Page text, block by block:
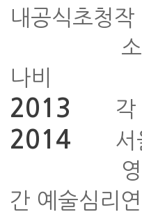
내공식초청작
소외지역
나비
2013 각 대
2014 서울
영화치료,
간 예술심리